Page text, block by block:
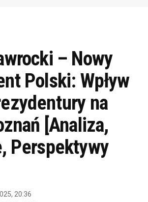
– Nowy
Polski: Wpływ
na
[Analiza,
Perspektywy
20:36